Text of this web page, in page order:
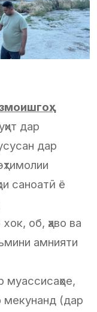
дар
дар
саноатӣ ё
об, ҳаво ва
амнияти
муассисаҳое,
мекунанд (дар